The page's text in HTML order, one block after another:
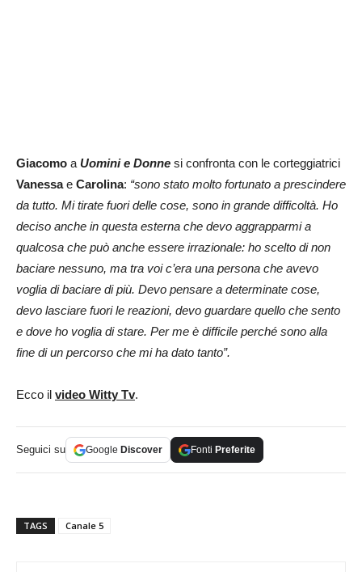
Giacomo aUomini e Donne si confronta con le corteggiatrici
Vanessae Carolina: “sono stato molto fortunato a prescindere
da tutto. Mi tirate fuori delle cose, sono in grande difficoltà. Ho
deciso anche in questa esterna che devo aggrapparmi a
qualcosa che può anche essere irrazionale: ho scelto di non
baciare nessuno, ma tra voi c’era una persona che avevo
voglia di baciare di più. Devo pensare a determinate cose,
devo lasciare fuori le reazioni, devo guardare quello che sento
e dove ho voglia di stare. Per me è difficile perché sono alla
fine di un percorso che mi ha dato tanto”.
Ecco il video Witty Tv.
Seguici su Google Discover Fonti Preferite
TAGS Canale 5